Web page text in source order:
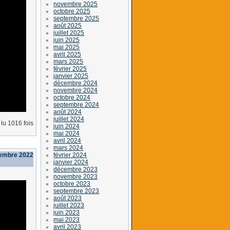
lu 1016 fois
2022
novembre 2025
octobre 2025
septembre 2025
août 2025
juillet 2025
juin 2025
mai 2025
avril 2025
mars 2025
février 2025
janvier 2025
décembre 2024
novembre 2024
octobre 2024
septembre 2024
août 2024
juillet 2024
juin 2024
mai 2024
avril 2024
mars 2024
février 2024
janvier 2024
décembre 2023
novembre 2023
octobre 2023
septembre 2023
août 2023
juillet 2023
juin 2023
mai 2023
avril 2023